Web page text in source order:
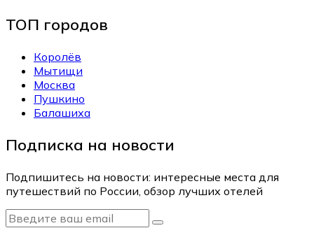
ТОП городов
Королёв
Мытищи
Москва
Пушкино
Балашиха
Подписка на новости
Подпишитесь на новости: интересные места для
путешествий по России, обзор лучших отелей